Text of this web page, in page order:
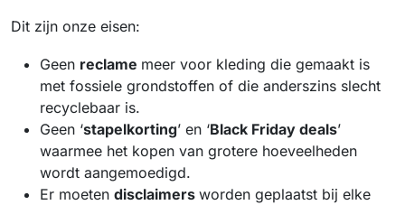
Dit zijn onze eisen:
Geen reclame meer voor kleding die gemaakt is
met fossiele grondstoffen of die anderszins slecht
recyclebaar is.
Geen ‘stapelkorting’ en ‘Black Friday deals’
waarmee het kopen van grotere hoeveelheden
wordt aangemoedigd.
Er moeten disclaimers worden geplaatst bij elke